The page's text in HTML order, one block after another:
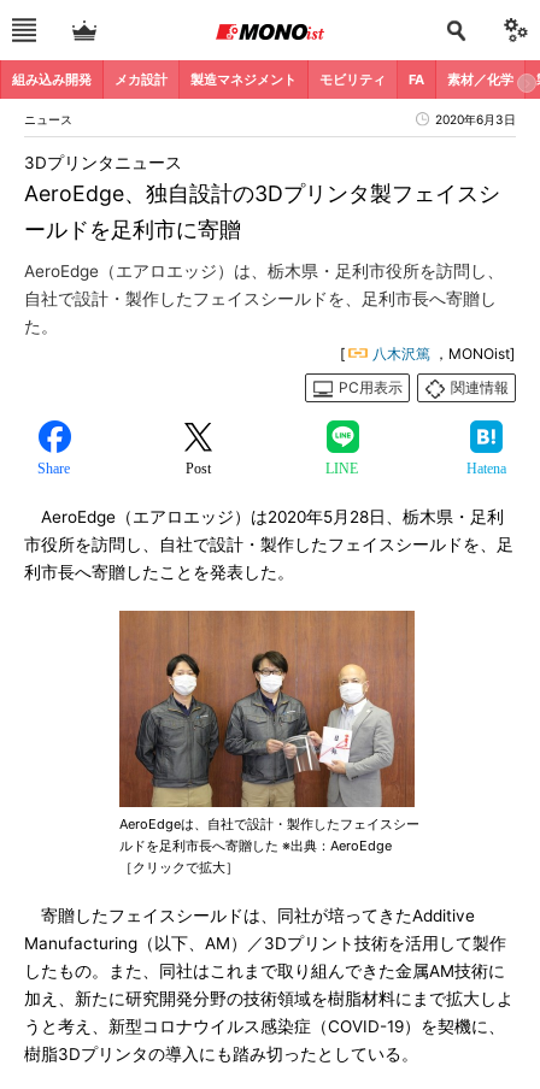
組み込み開発 メカ設計 製造マネジメント モビリティ FA 素材／化学
ニュース 2020年6月3日
AeroEdge、独自設計の3Dプリンタ製フェイスシ
ールドを足利市に寄贈
3Dプリンタニュース
AeroEdge（エアロエッジ）は、栃木県・足利市役所を訪問し、
自社で設計・製作したフェイスシールドを、足利市長へ寄贈し
た。
[ 八木沢篤 ，MONOist]
PC用表示
関連情報
Share Post LINE Hatena
AeroEdge（エアロエッジ）は2020年5月28日、栃木県・足利
市役所を訪問し、自社で設計・製作したフェイスシールドを、足
利市長へ寄贈したことを発表した。
AeroEdgeは、自社で設計・製作したフェイスシー
ルドを足利市長へ寄贈した ※出典：AeroEdge
［クリックで拡大］
寄贈したフェイスシールドは、同社が培ってきたAdditive
Manufacturing（以下、AM）／3Dプリント技術を活用して製作
したもの。また、同社はこれまで取り組んできた金属AM技術に
加え、新たに研究開発分野の技術領域を樹脂材料にまで拡大しよ
うと考え、新型コロナウイルス感染症（COVID-19）を契機に、
樹脂3Dプリンタの導入にも踏み切ったとしている。